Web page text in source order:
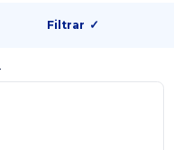
Filtrar ✓